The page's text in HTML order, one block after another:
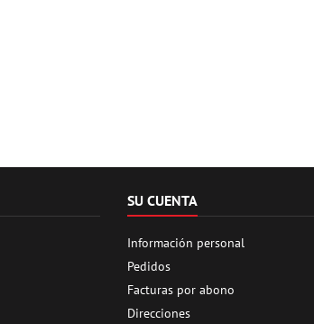
SU CUENTA
Información personal
Pedidos
Facturas por abono
Direcciones